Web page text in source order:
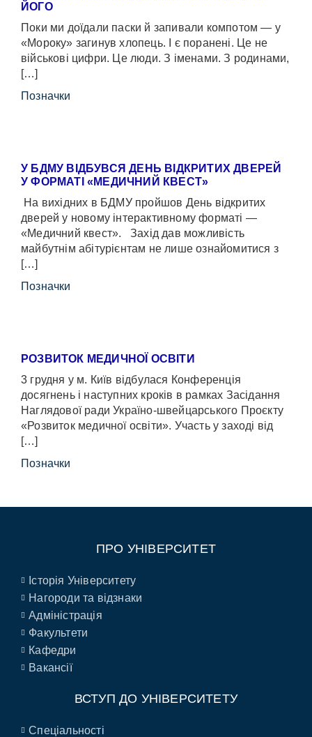
ЙОГО
Поки ми доїдали паски й запивали компотом — у
«Мороку» загинув хлопець. І є поранені. Це не
військові цифри. Це люди. З іменами. З родинами,
[…]
Позначки
У БДМУ ВІДБУВСЯ ДЕНЬ ВІДКРИТИХ ДВЕРЕЙ
У ФОРМАТІ «МЕДИЧНИЙ КВЕСТ»
На вихідних в БДМУ пройшов День відкритих
дверей у новому інтерактивному форматі —
«Медичний квест». Захід дав можливість
майбутнім абітурієнтам не лише ознайомитися з
[…]
Позначки
РОЗВИТОК МЕДИЧНОЇ ОСВІТИ
3 грудня у м. Київ відбулася Конференція
досягнень і наступних кроків в рамках Засідання
Наглядової ради Україно-швейцарського Проєкту
«Розвиток медичної освіти». Участь у заході від
[…]
Позначки
ПРО УНІВЕРСИТЕТ
Історія Університету
Нагороди та відзнаки
Адміністрація
Факультети
Кафедри
Вакансії
ВСТУП ДО УНІВЕРСИТЕТУ
Спеціальності